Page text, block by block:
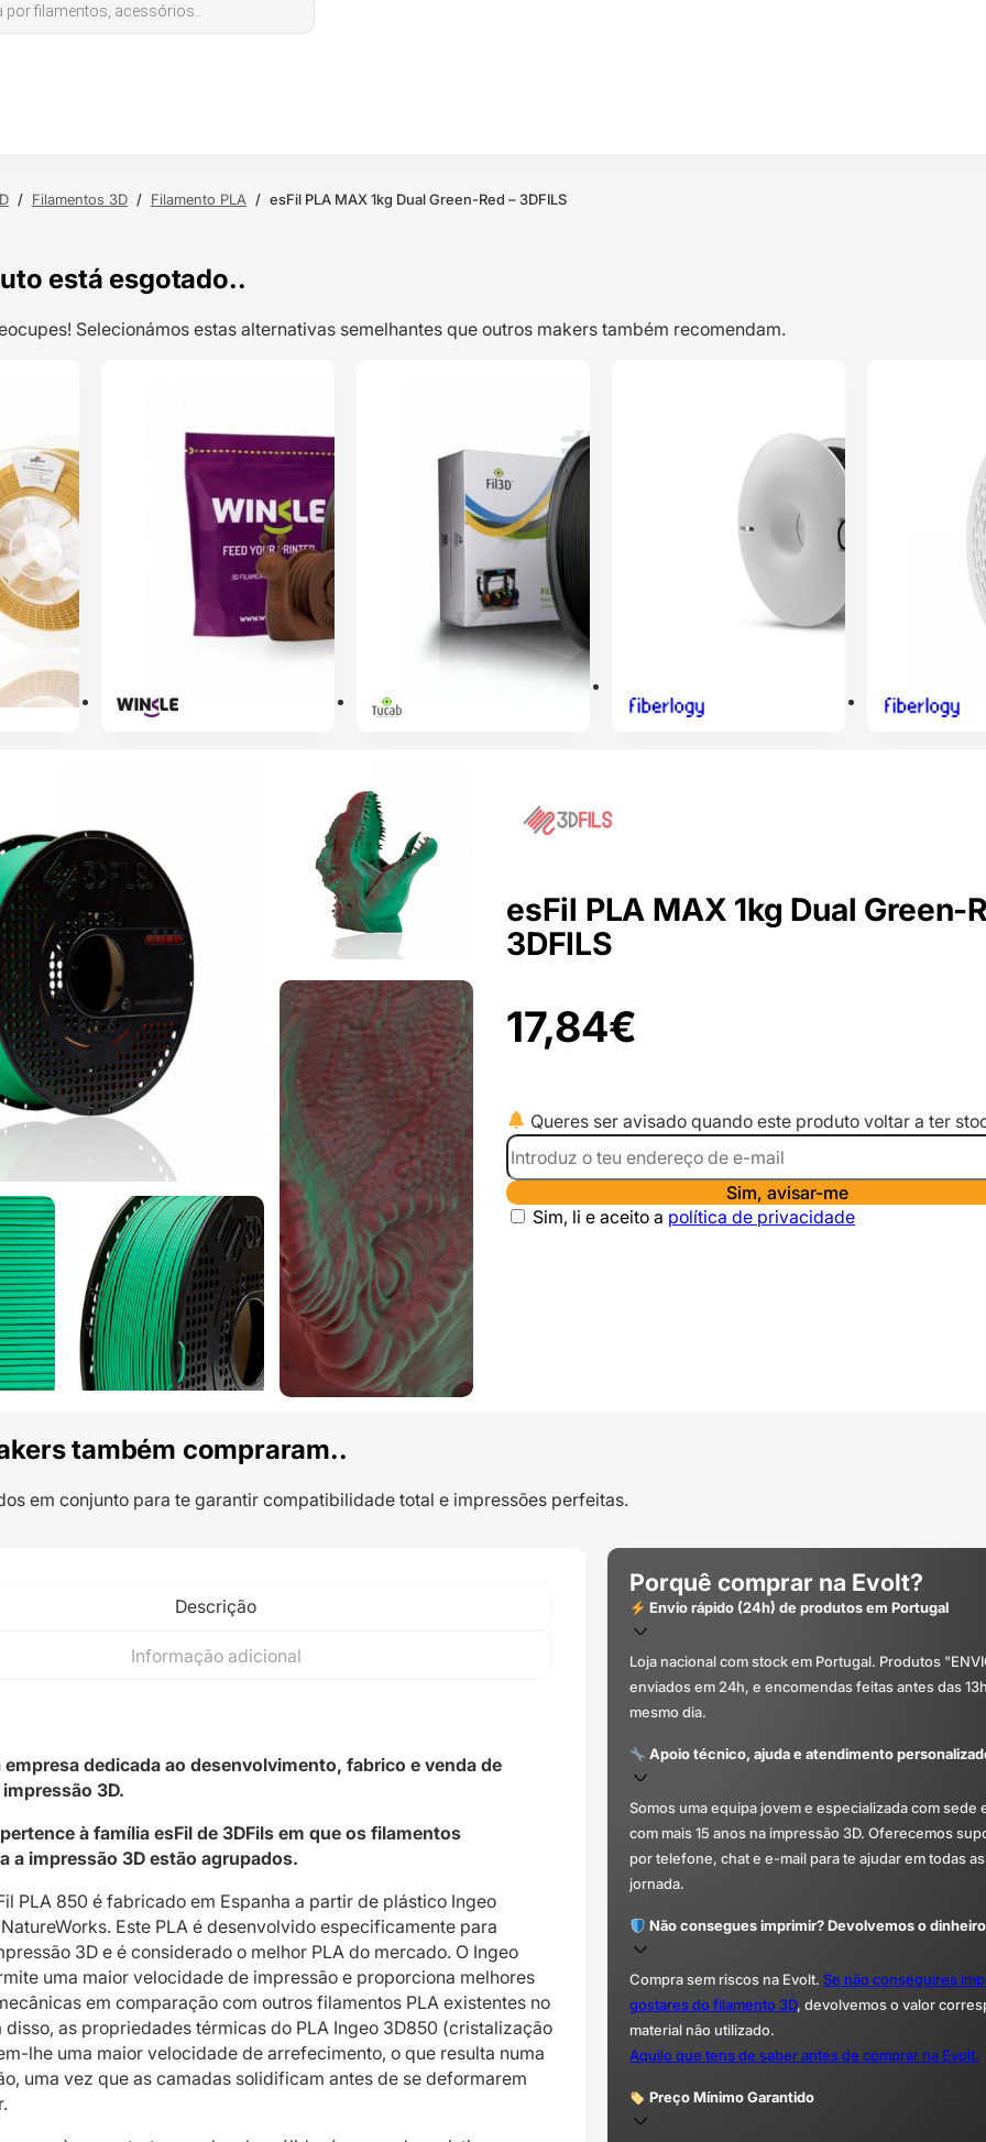
/ Filamentos 3D / Filamento PLA / esFil PLA MAX 1kg Dual Green-Red – 3DFILS
está esgotado..
Selecionámos estas alternativas semelhantes que outros makers também recomendam.
Classificado
com5.00
em 5 com
base em
classificação
de cliente
19,78
Cobre Copper –
WINKLE
Classificado
com
em 5 com
base em
classificação
de cliente
15,29
Classificado
5 com base
em
14,60
esFil PLA MAX 1kg Dual Green-
3DFILS
17,84€
Queres ser avisado quando este produto voltar a ter
Sim, avisar-me
Sim, li e aceito a política de privacidade
também compraram..
em conjunto para te garantir compatibilidade total e impressões perfeitas.
Descrição
Informação adicional
empresa dedicada ao desenvolvimento, fabrico e venda de
3D.
à família esFil de 3DFils em que os filamentos
a impressão 3D estão agrupados.
PLA 850 é fabricado em Espanha a partir de plástico Ingeo
Este PLA é desenvolvido especificamente para
3D e é considerado o melhor PLA do mercado. O Ingeo
uma maior velocidade de impressão e proporciona melhores
em comparação com outros filamentos PLA existentes no
disso, as propriedades térmicas do PLA Ingeo 3D850 (cristalização
lhe uma maior velocidade de arrefecimento, o que resulta numa
uma vez que as camadas solidificam antes de se deformarem
Porquê comprar na Evolt?
Envio rápido (24h) de produtos em Portugal
Loja nacional com stock em Portugal. Produtos
enviados em 24h, e encomendas feitas antes das
mesmo dia.
Apoio técnico, ajuda e atendimento
Somos uma equipa jovem e especializada com sede
com mais 15 anos na impressão 3D. Oferecemos
por telefone, chat e e-mail para te ajudar em todas
jornada.
Não consegues imprimir? Devolvemos o
Compra sem riscos na Evolt. Se não conseguires
gostares do filamento 3D, devolvemos o valor
material não utilizado.
Aquilo que tens de saber antes de comprar na Evolt.
Preço Mínimo Garantido